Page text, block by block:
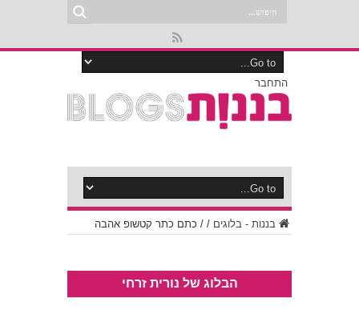
התחבר
בננות - בלוגים /
/ כתם כתר קטשופ אהבה
הבלוג של נורית זרחי